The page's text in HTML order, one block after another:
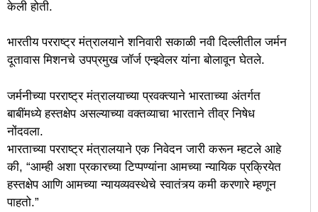
केली होती.
भारतीय परराष्ट्र मंत्रालयाने शनिवारी सकाळी नवी दिल्लीतील जर्मन
दूतावास मिशनचे उपप्रमुख जॉर्ज एन्झ्वेलर यांना बोलावून घेतले.
जर्मनीच्या परराष्ट्र मंत्रालयाच्या प्रवक्त्याने भारताच्या अंतर्गत
बाबींमध्ये हस्तक्षेप असल्याच्या वक्तव्याचा भारताने तीव्र निषेध
नोंदवला.
भारताच्या परराष्ट्र मंत्रालयाने एक निवेदन जारी करून म्हटले आहे
की, “आम्ही अशा प्रकारच्या टिप्पण्यांना आमच्या न्यायिक प्रक्रियेत
हस्तक्षेप आणि आमच्या न्यायव्यवस्थेचे स्वातंत्र्य कमी करणारे म्हणून
पाहतो.”